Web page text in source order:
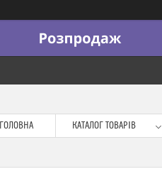
ГОЛОВНА КАТАЛОГ ТОВАРІВ